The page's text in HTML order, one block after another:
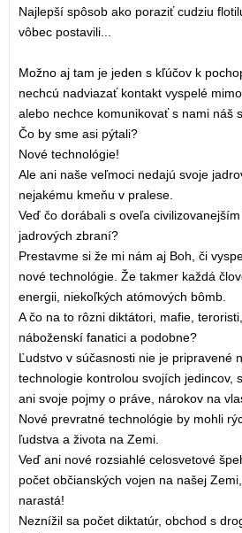
Najlepší spôsob ako poraziť cudziu
vôbec postavili...
Možno aj tam je jeden s kľúčov k
nechcú nadviazať kontakt vyspelé
alebo nechce komunikovať s nami náš
Čo by sme asi pýtali?
Nové technológie!
Ale ani naše veľmoci nedajú svoje
nejakému kmeňu v pralese.
Veď čo dorábali s oveľa
jadrových zbraní?
Prestavme si že mi nám aj Boh, či
nové technológie. Že takmer každá
energii, niekoľkých atómových bômb.
A čo na to rôzni diktátori, mafie,
náboženskí fanatici a podobne?
Ľudstvo v súčasnosti nie je pripravené
technologie kontrolou svojích jedincov,
ani svoje pojmy o práve, nárokov na
Nové prevratné technológie by mohli
ľudstva a života na Zemi.
Veď ani nové rozsiahlé celosvetové
počet občianských vojen na našej
narastá!
Neznížil sa počet diktatúr, obchod s